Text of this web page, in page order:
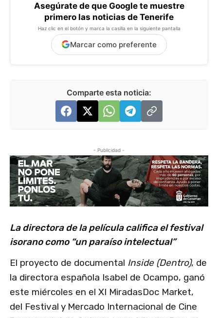
Asegúrate de que Google te muestre
primero las noticias de Tenerife
Haz clic en el botón y marca la casilla en la siguiente pantalla
Marcar como preferente
Comparte esta noticia:
- Publicidad -
La directora de la película califica el festival
isorano como “un paraíso intelectual”
El proyecto de documental Inside (Dentro), de
la directora española Isabel de Ocampo, ganó
este miércoles en el XI MiradasDoc Market,
del Festival y Mercado Internacional de Cine